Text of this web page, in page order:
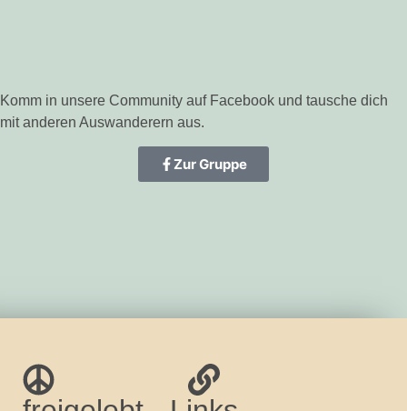
Komm in unsere Community auf Facebook und tausche dich
mit anderen Auswanderern aus.
Zur Gruppe